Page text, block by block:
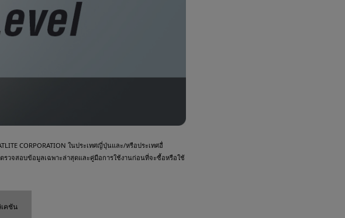
CORPORATION ในประเทศญี่ปุ่นและ/หรือประเทศอื่
ตรวจสอบข้อมูลเฉพาะล่าสุดและคู่มือการใช้งานก่อนที่จะซื้อหรือใช้
คชัน